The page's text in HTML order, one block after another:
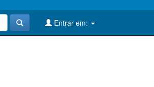
Entrar em: